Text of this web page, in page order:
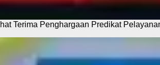
Terima Penghargaan Predikat